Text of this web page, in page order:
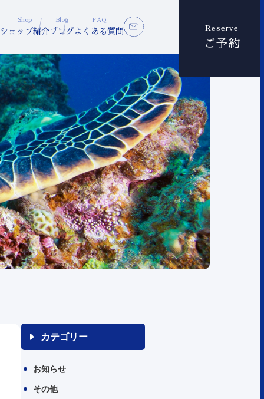
Shop
ショップ紹介
Blog
ブログ
FAQ
よくある質問 Reserve
ご予約
カテゴリー
お知らせ
その他